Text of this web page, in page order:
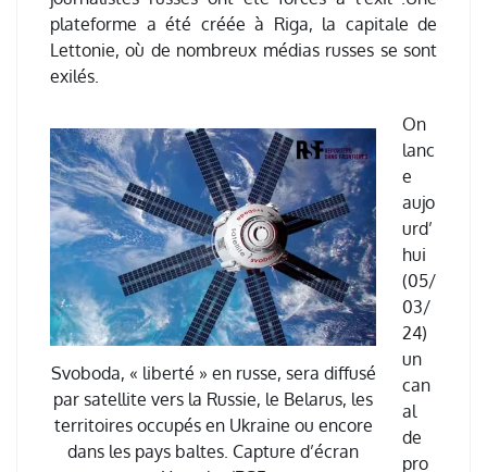
plateforme a été créée à Riga, la capitale de
Lettonie, où de nombreux médias russes se sont
exilés.
Svoboda, « liberté » en russe, sera diffusé
par satellite vers la Russie, le Belarus, les
territoires occupés en Ukraine ou encore
dans les pays baltes. Capture d’écran
On
lanc
e
aujo
urd’
hui
(05/
03/
24)
un
can
al
de
pro